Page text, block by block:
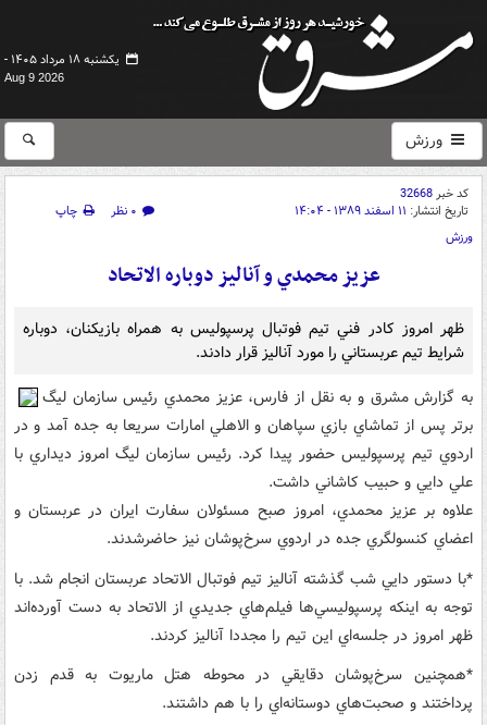
یکشنبه ۱۸ مرداد ۱۴۰۵ -
Aug 9 2026
ورزش
کد خبر32668
تاریخ انتشار: ۱۱ اسفند ۱۳۸۹ - ۱۴:۰۴ ۰ نظر
چاپ
ورزش
عزيز محمدي و آناليز دوباره الاتحاد
ظهر امروز کادر فني تيم فوتبال پرسپوليس به همراه بازيکنان، دوباره
شرايط تيم عربستاني را مورد آناليز قرار دادند.
به گزارش مشرق و به نقل از فارس، عزيز محمدي رئيس سازمان ليگ
برتر پس از تماشاي بازي سپاهان و الاهلي امارات سريعا به جده آمد و در
اردوي تيم پرسپوليس حضور پيدا کرد. رئيس سازمان ليگ امروز ديداري با
علي دايي و حبيب کاشاني داشت.
علاوه بر عزيز محمدي، امروز صبح مسئولان سفارت ايران در عربستان و
اعضاي کنسولگري جده در اردوي سرخ‌پوشان نيز حاضرشدند.
*با دستور دايي شب گذشته آناليز تيم فوتبال الاتحاد عربستان انجام شد. با
توجه به اينکه پرسپوليسي‌ها فيلم‌هاي جديدي از الاتحاد به دست آورده‌اند
ظهر امروز در جلسه‌اي اين تيم را مجددا آناليز کردند.
*همچنين سرخ‌پوشان دقايقي در محوطه هتل ماريوت به قدم زدن
پرداختند و صحبت‌هاي دوستانه‌اي را با هم داشتند.